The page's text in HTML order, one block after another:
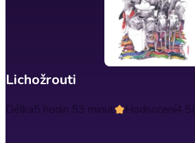
Lichožrouti
Délka5 hodin 53 minut Hodnocení4.5